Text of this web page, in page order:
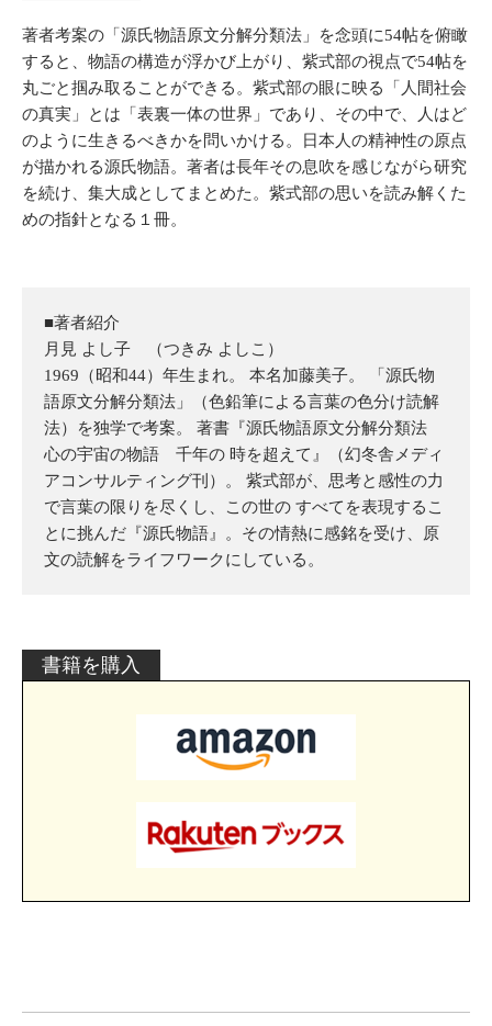
著者考案の「源氏物語原文分解分類法」を念頭に54帖を俯瞰
すると、物語の構造が浮かび上がり、紫式部の視点で54帖を
丸ごと掴み取ることができる。紫式部の眼に映る「人間社会
の真実」とは「表裏一体の世界」であり、その中で、人はど
のように生きるべきかを問いかける。日本人の精神性の原点
が描かれる源氏物語。著者は長年その息吹を感じながら研究
を続け、集大成としてまとめた。紫式部の思いを読み解くた
めの指針となる１冊。
■著者紹介
月見 よし子 （つきみ よしこ）
1969（昭和44）年生まれ。 本名加藤美子。 「源氏物
語原文分解分類法」（色鉛筆による言葉の色分け読解
法）を独学で考案。 著書『源氏物語原文分解分類法
心の宇宙の物語 千年の 時を超えて』（幻冬舎メディ
アコンサルティング刊）。 紫式部が、思考と感性の力
で言葉の限りを尽くし、この世の すべてを表現するこ
とに挑んだ『源氏物語』。その情熱に感銘を受け、原
文の読解をライフワークにしている。
書籍を購入